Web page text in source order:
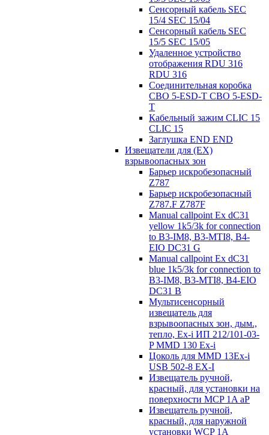
Сенсорный кабель SEC
15/4 SEC 15/04
Сенсорный кабель SEC
15/5 SEC 15/05
Удаленное устройство
отображения RDU 316
RDU 316
Соединительная коробка
CBO 5-ESD-T CBO 5-ESD-
T
Кабельный зажим CLIC 15
CLIC 15
Заглушка END END
Извещатели для (EX)
взрывоопасных зон
Барьер искробезопасный
Z787
Барьер искробезопасный
Z787.F Z787F
Manual callpoint Ex dC31
yellow 1k5/3k for connection
to B3-IM8, B3-MTI8, B4-
EIO DC31 G
Manual callpoint Ex dC31
blue 1k5/3k for connection to
B3-IM8, B3-MTI8, B4-EIO
DC31 B
Мультисенсорный
извещатель для
взрывоопасных зон, дым.,
тепло, Ex-i ИП 212/101-03-
P MMD 130 Ex-i
Цоколь для MMD 13Ex-i
USB 502-8 EX-I
Извещатель ручной,
красный, для установки на
поверхности MCP 1A aP
Извещатель ручной,
красный, для наружной
установки WCP 1A